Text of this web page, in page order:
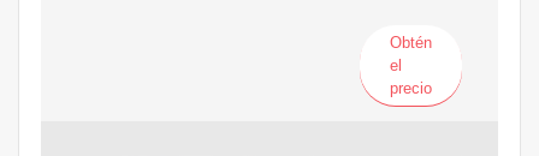
Obtén
el
precio